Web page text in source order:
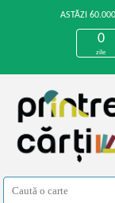
ASTĂZI
0
zile